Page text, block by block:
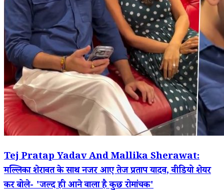
Tej Pratap Yadav And Mallika Sherawat:
मल्लिका शेरावत के साथ नजर आए तेज प्रताप यादव, वीडियो शेयर
कर बोले- 'जल्द ही आने वाला है कुछ रोमांचक'